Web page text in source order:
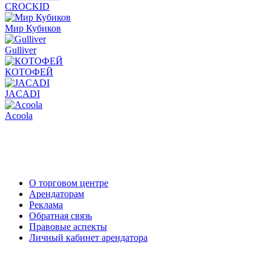
CROCKID
Мир Кубиков
Gulliver
КОТОФЕЙ
JACADI
Acoola
О торговом центре
Арендаторам
Реклама
Обратная связь
Правовые аспекты
Личный кабинет арендатора